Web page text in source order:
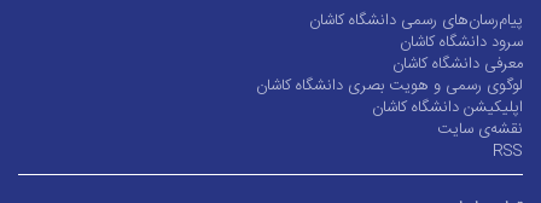
پیام‌رسان‌های رسمی دانشگاه کاشان
سرود دانشگاه کاشان
معرفی دانشگاه کاشان
لوگوی رسمی و هویت بصری دانشگاه کاشان
اپلیکیشن دانشگاه کاشان
نقشه‌ی سایت
RSS